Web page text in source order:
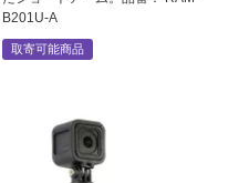
B201U-A
取寄可能商品